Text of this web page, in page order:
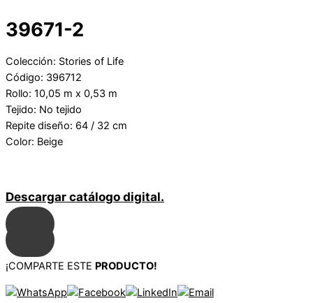
39671-2
Colección: Stories of Life
Código: 396712
Rollo: 10,05 m x 0,53 m
Tejido: No tejido
Repite diseño: 64 / 32 cm
Color: Beige
Descargar catálogo digital.
¡COMPARTE ESTE PRODUCTO!